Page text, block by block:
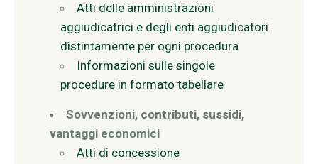
Atti delle amministrazioni
aggiudicatrici e degli enti aggiudicatori
distintamente per ogni procedura
Informazioni sulle singole
procedure in formato tabellare
Sovvenzioni, contributi, sussidi,
vantaggi economici
Atti di concessione